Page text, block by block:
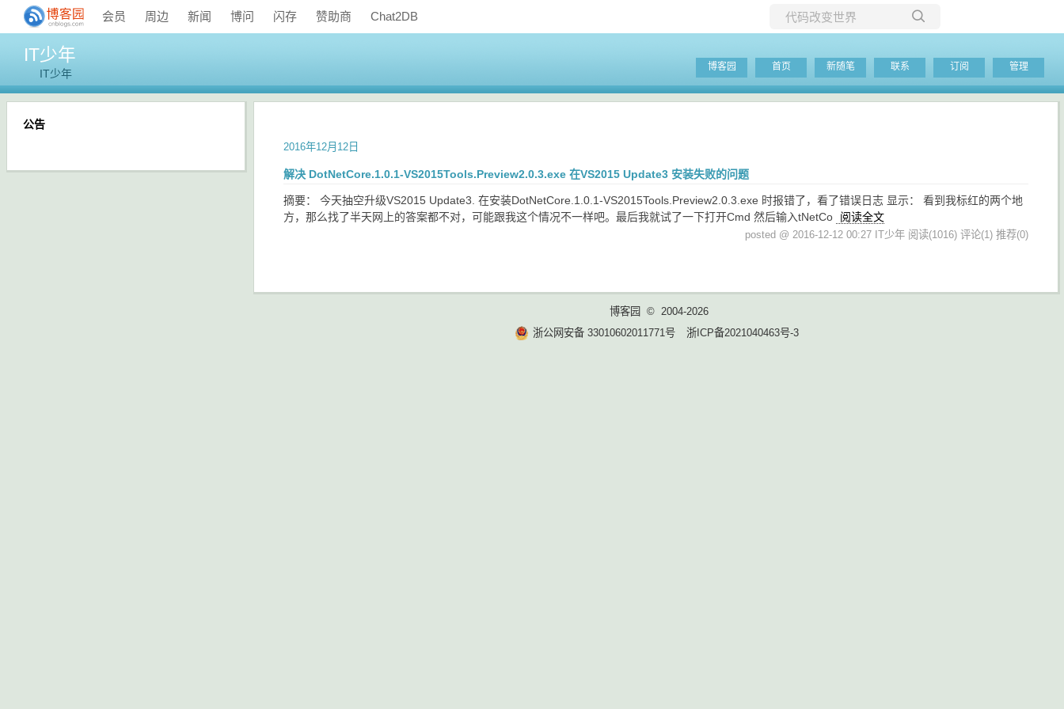
会员 周边 新闻 博问 闪存 赞助商 Chat2DB
当前博客
IT少年
IT少年
博客园 首页 新随笔 联系 订阅 管理
2016年12月12日
解决 DotNetCore.1.0.1-VS2015Tools.Preview2.0.3.exe 在VS2015 Update3 安装失败的问题
摘要： 今天抽空升级VS2015 Update3. 在安装DotNetCore.1.0.1-VS2015Tools.Preview2.0.3.exe 时报错了，看了错误日志 显示： 看到我标红的两个地
方，那么找了半天网上的答案都不对，可能跟我这个情况不一样吧。最后我就试了一下打开Cmd 然后输入tNetCo
阅读全文
posted @ 2016-12-12 00:27 IT少年 阅读(1016) 评论(1) 推荐(0)
公告
博客园
© 2004-2026
浙公网安备 33010602011771号
浙ICP备2021040463号-3